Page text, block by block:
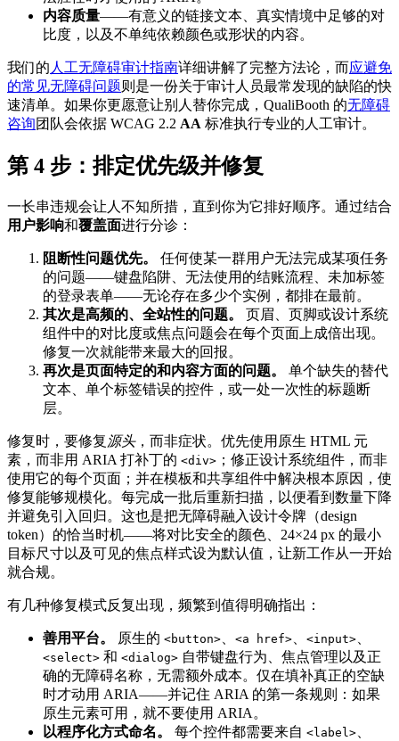
内容质量——有意义的链接文本、真实情境中足够的对
比度，以及不单纯依赖颜色或形状的内容。
我们的 人工无障碍审计指南详细讲解了完整方法论，而应避免
的常见无障碍问题则是一份关于审计人员最常发现的缺陷的快
速清单。如果你更愿意让别人替你完成，QualiBooth 的无障碍
咨询团队会依据 WCAG 2.2 AA 标准执行专业的人工审计。
第 4 步：排定优先级并修复
一长串违规会让人不知所措，直到你为它排好顺序。通过结合
用户影响和覆盖面进行分诊：
阻断性问题优先。
任何使某一群用户无法完成某项任务
的问题——键盘陷阱、无法使用的结账流程、未加标签
的登录表单——无论存在多少个实例，都排在最前。
其次是高频的、全站性的问题。
页眉、页脚或设计系统
组件中的对比度或焦点问题会在每个页面上成倍出现。
修复一次就能带来最大的回报。
再次是页面特定的和内容方面的问题。
单个缺失的替代
文本、单个标签错误的控件，或一处一次性的标题断
层。
修复时，要修复 源头，而非症状。优先使用原生 HTML 元
素，而非用 ARIA 打补丁的 <div> ；修正设计系统组件，而非
使用它的每个页面；并在模板和共享组件中解决根本原因，使
修复能够规模化。每完成一批后重新扫描，以便看到数量下降
并避免引入回归。这也是把无障碍融入设计令牌（design
token）的恰当时机——将对比安全的颜色、24×24 px 的最小
目标尺寸以及可见的焦点样式设为默认值，让新工作从一开始
就合规。
有几种修复模式反复出现，频繁到值得明确指出：
善用平台。 原生的 <button> <a href> <input>
<select> 和 <dialog> 自带键盘行为、焦点管理以及正
确的无障碍名称，无需额外成本。仅在填补真正的空缺
时才动用 ARIA——并记住 ARIA 的第一条规则：如果
原生元素可用，就不要使用 ARIA。
以程序化方式命名。
每个控件都需要来自 <label>